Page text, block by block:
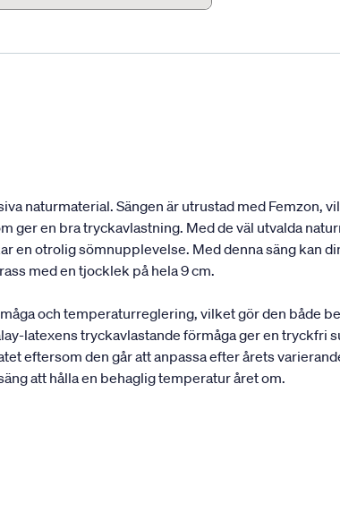
naturmaterial. Sängen är utrustad med Femzon,
ger en bra tryckavlastning. Med de väl utvalda
en otrolig sömnupplevelse. Med denna säng kan
med en tjocklek på hela 9 cm.
och temperaturreglering, vilket gör den både
latexens tryckavlastande förmåga ger en tryckfri
eftersom den går att anpassa efter årets
att hålla en behaglig temperatur året om.